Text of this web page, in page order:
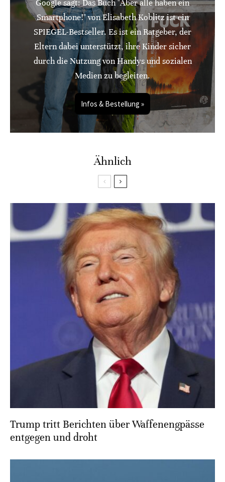
Google sagt: Das Buch "Aber alle haben ein
Smartphone!" von Elisabeth Koblitz ist ein
SPIEGEL-Bestseller. Es ist ein Ratgeber, der
Eltern dabei unterstützt, ihre Kinder sicher
durch die Nutzung von Handys und sozialen
Medien zu begleiten.
Infos & Bestellung »
Ähnlich
Trump tritt Berichten über Waffenengpässe
entgegen und droht